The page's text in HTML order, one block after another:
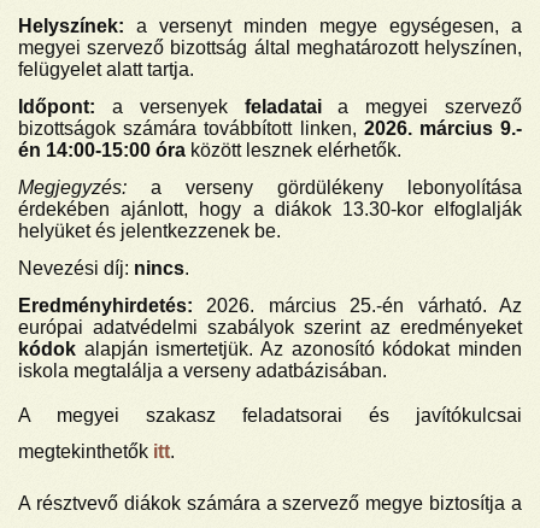
Helyszínek: a versenyt minden megye egységesen, a
megyei szervező bizottság által meghatározott helyszínen,
felügyelet alatt tartja.
Időpont: a versenyekfeladataia megyei szervező
bizottságok számára továbbított linken, 2026. március 9.-
én 14:00-15:00 óra között lesznek elérhetők.
Megjegyzés: a verseny gördülékeny lebonyolítása
érdekében ajánlott, hogy a diákok 13.30-kor elfoglalják
helyüket és jelentkezzenek be.
Nevezési díj: nincs.
Eredményhirdetés: 2026. március 25.-én várható. Az
európai adatvédelmi szabályok szerint az eredményeket
kódok alapján ismertetjük. Az azonosító kódokat minden
iskola megtalálja a verseny adatbázisában.
A megyei szakasz feladatsorai és javítókulcsai
megtekinthetők itt.
A résztvevő diákok számára a szervező megye biztosítja a